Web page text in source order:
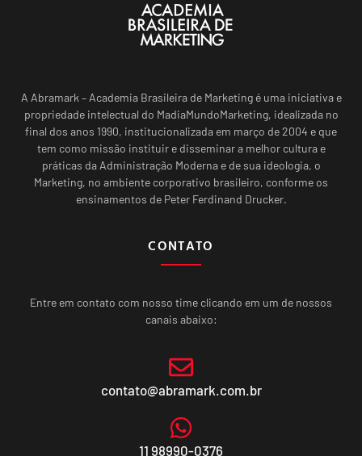
A Abramark – Academia Brasileira de Marketing é uma iniciativa e
propriedade intelectual do MadiaMundoMarketing, idealizada no
final dos anos 1990, institucionalizada em março de 2004 e que
tem como missão instituir e disseminar a melhor cultura e
práticas da Administração Moderna e de sua ideologia, o
Marketing, no ambiente corporativo brasileiro, conforme os
ensinamentos de Peter Ferdinand Drucker.
CONTATO
Entre em contato com nosso time clicando em um de nossos
canais abaixo:
contato@abramark.com.br
11 98990-0376